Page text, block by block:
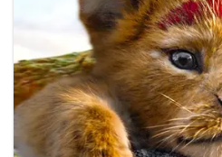
Tags: pelajar